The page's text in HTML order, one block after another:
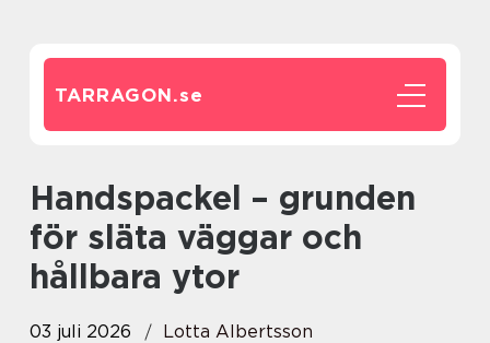
TARRAGON.se
Handspackel – grunden
för släta väggar och
hållbara ytor
03 juli 2026
Lotta Albertsson